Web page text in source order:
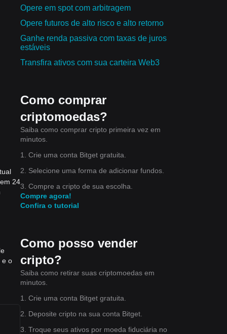
24
e o
Opere em spot com arbitragem
Opere futuros de alto risco e alto retorno
Ganhe renda passiva com taxas de juros
estáveis
Transfira ativos com sua carteira Web3
Como comprar
criptomoedas?
Saiba como comprar cripto primeira vez em
minutos.
1. Crie uma conta Bitget gratuita.
2. Selecione uma forma de adicionar fundos.
3. Compre a cripto de sua escolha.
Compre agora!
Confira o tutorial
Como posso vender
cripto?
Saiba como retirar suas criptomoedas em
minutos.
1. Crie uma conta Bitget gratuita.
2. Deposite cripto na sua conta Bitget.
3. Troque seus ativos por moeda fiduciária no